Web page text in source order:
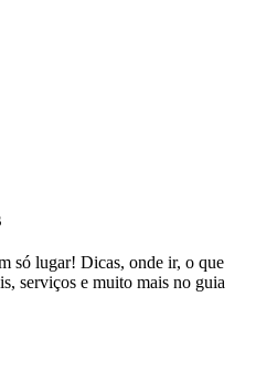
só lugar! Dicas, onde ir, o que
serviços e muito mais no guia